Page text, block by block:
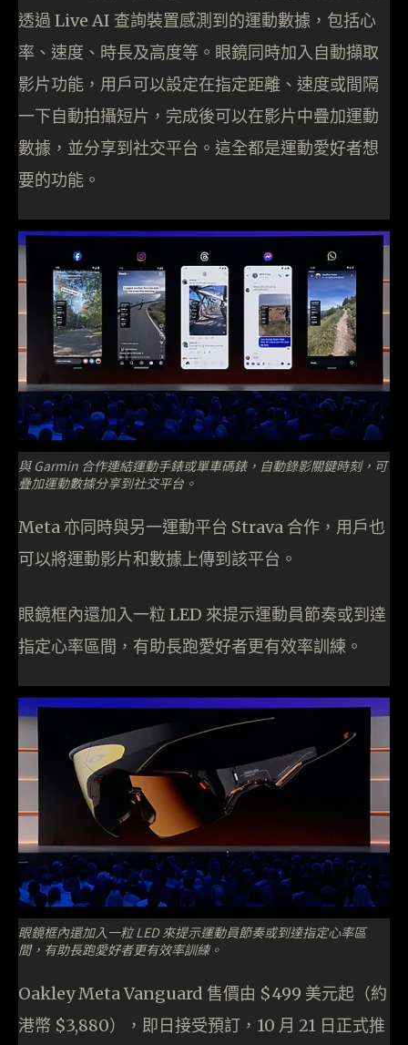
透過 Live AI 查詢裝置感測到的運動數據，包括心
率、速度、時長及高度等。眼鏡同時加入自動擷取
影片功能，用戶可以設定在指定距離、速度或間隔
一下自動拍攝短片，完成後可以在影片中疊加運動
數據，並分享到社交平台。這全都是運動愛好者想
要的功能。
與 Garmin 合作連結運動手錶或單車碼錶，自動錄影關鍵時刻，可
疊加運動數據分享到社交平台。
Meta 亦同時與另一運動平台 Strava 合作，用戶也
可以將運動影片和數據上傳到該平台。
眼鏡框內還加入一粒 LED 來提示運動員節奏或到達
指定心率區間，有助長跑愛好者更有效率訓練。
眼鏡框內還加入一粒 LED 來提示運動員節奏或到達指定心率區
間，有助長跑愛好者更有效率訓練。
Oakley Meta Vanguard 售價由 $499 美元起（約
港幣 $3,880），即日接受預訂，10 月 21 日正式推